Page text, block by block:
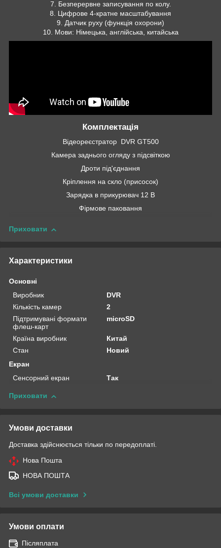
7. Безперервне записування по колу.
8. Цифрове 4-кратне масштабування
9. Датчик руху (функція охорони)
10. Мови: Німецька, англійська, китайська
Комплектація
Відеореєстратор DVR GT500
Камера заднього огляду з підсвіткою
Дроти під'єднання
Кріплення на скло (присосок)
Зарядка в прикурювач 12 В
Фірмове паковання
Приховати
Характеристики
Основні
Виробник
DVR
Кількість камер
2
Підтримувані формати
флеш-карт
microSD
Країна виробник
Китай
Стан
Новий
Екран
Сенсорний екран
Так
Приховати
Умови доставки
Доставка здійснюється тільки по передоплаті.
Нова Пошта
НОВА ПОШТА
Всі умови доставки
Умови оплати
Післяплата